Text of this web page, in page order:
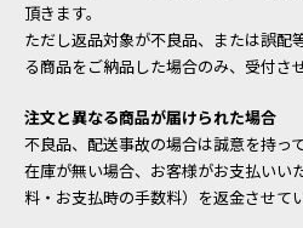
頂きます。
ただし返品対象が不良品、または誤配
る商品をご納品した場合のみ、受付さ
注文と異なる商品が届けられた場合
不良品、配送事故の場合は誠意を持っ
在庫が無い場合、お客様がお支払いい
料・お支払時の手数料）を返金させて